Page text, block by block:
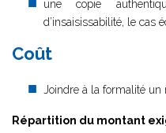
une copie
d’insaisissabilité, le cas
Coût
Joindre à la formalité
Répartition du montant